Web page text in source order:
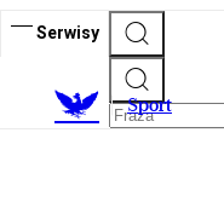
Serwisy
Sport